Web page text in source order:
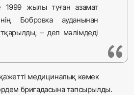
1999 жылы туған азамат
Бобровка ауданынан
– деп мәлімдеді
медициналық көмек
бригадасына тапсырылды.